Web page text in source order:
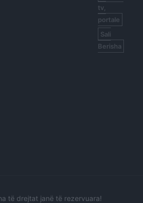
tv,
portale
Sali
Berisha
të drejtat janë të rezervuara!